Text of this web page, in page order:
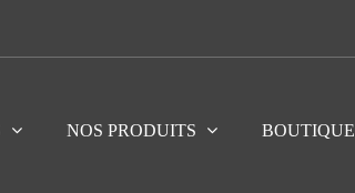
NOS PRODUITS BOUTIQUE